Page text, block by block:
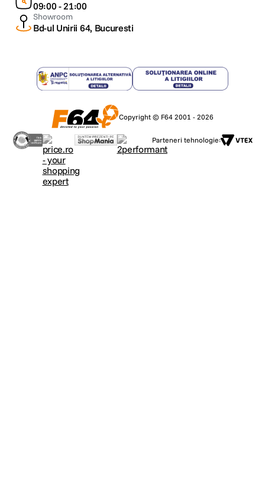
09:00 - 21:00
Showroom
Bd-ul Unirii 64, Bucuresti
Copyright © F64 2001 - 2026
Parteneri tehnologie: